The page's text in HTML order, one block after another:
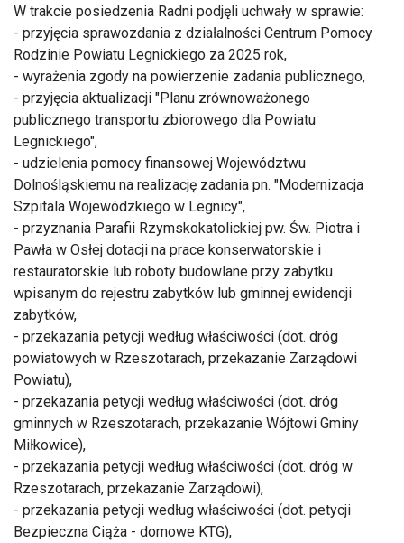
W trakcie posiedzenia Radni podjęli uchwały w sprawie:
- przyjęcia sprawozdania z działalności Centrum Pomocy
Rodzinie Powiatu Legnickiego za 2025 rok,
- wyrażenia zgody na powierzenie zadania publicznego,
- przyjęcia aktualizacji "Planu zrównoważonego
publicznego transportu zbiorowego dla Powiatu
Legnickiego",
- udzielenia pomocy finansowej Województwu
Dolnośląskiemu na realizację zadania pn. "Modernizacja
Szpitala Wojewódzkiego w Legnicy",
- przyznania Parafii Rzymskokatolickiej pw. Św. Piotra i
Pawła w Osłej dotacji na prace konserwatorskie i
restauratorskie lub roboty budowlane przy zabytku
wpisanym do rejestru zabytków lub gminnej ewidencji
zabytków,
- przekazania petycji według właściwości (dot. dróg
powiatowych w Rzeszotarach, przekazanie Zarządowi
Powiatu),
- przekazania petycji według właściwości (dot. dróg
gminnych w Rzeszotarach, przekazanie Wójtowi Gminy
Miłkowice),
- przekazania petycji według właściwości (dot. dróg w
Rzeszotarach, przekazanie Zarządowi),
- przekazania petycji według właściwości (dot. petycji
Bezpieczna Ciąża - domowe KTG),